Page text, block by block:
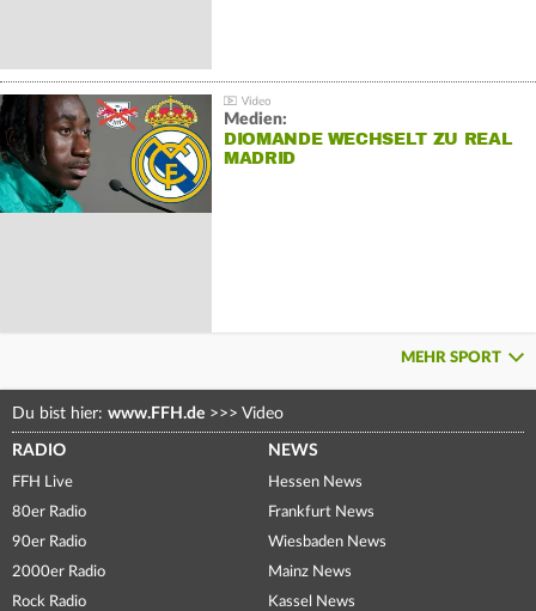
Medien:
DIOMANDE WECHSELT ZU REAL
MADRID
MEHR SPORT
Du bist hier: www.FFH.de >>> Video
RADIO
FFH Live
80er Radio
90er Radio
2000er Radio
Rock Radio
NEWS
Hessen News
Frankfurt News
Wiesbaden News
Mainz News
Kassel News